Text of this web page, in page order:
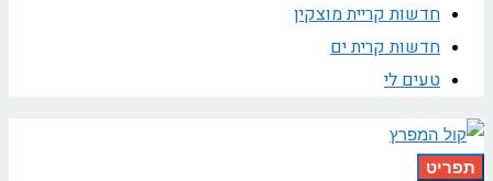
חדשות קריית מוצקין
חדשות קרית ים
טעים לי
תפריט